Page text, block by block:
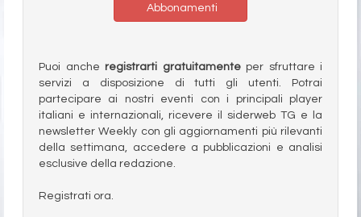
Abbonamenti
Puoi anche registrarti gratuitamenteper sfruttare i
servizi a disposizione di tutti gli utenti. Potrai
partecipare ai nostri eventi con i principali player
italiani e internazionali, ricevere il siderweb TG e la
newsletter Weekly con gli aggiornamenti più rilevanti
della settimana, accedere a pubblicazioni e analisi
esclusive della redazione.
Registrati ora.